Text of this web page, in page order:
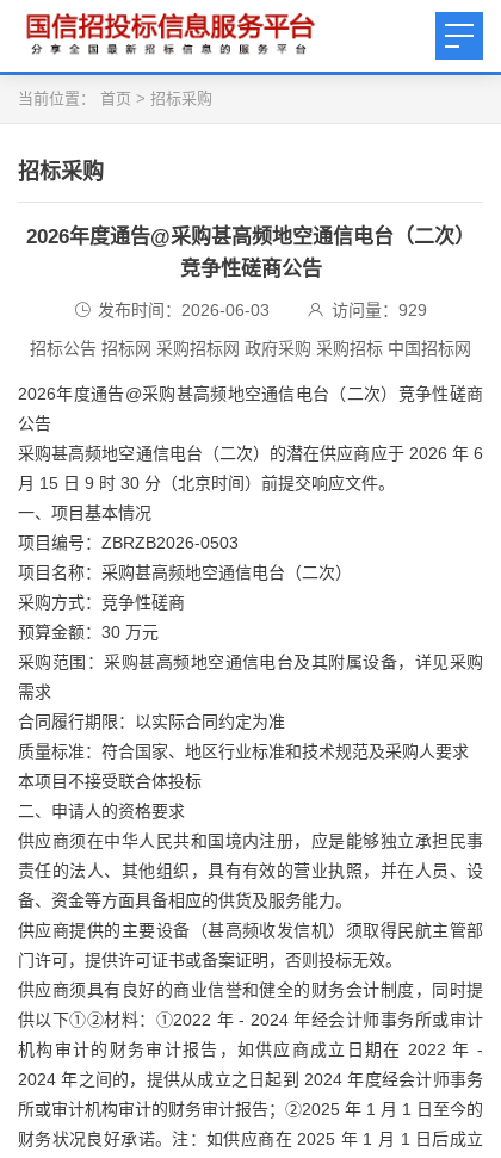
当前位置： 首页 > 招标采购
招标采购
2026年度通告@采购甚高频地空通信电台（二次）
竞争性磋商公告
发布时间：2026-06-03 访问量： 929
招标公告 招标网 采购招标网 政府采购 采购招标 中国招标网
2026年度通告@采购甚高频地空通信电台（二次）竞争性磋商
公告
采购甚高频地空通信电台（二次）的潜在供应商应于 2026 年 6
月 15 日 9 时 30 分（北京时间）前提交响应文件。
一、项目基本情况
项目编号：ZBRZB2026-0503
项目名称：采购甚高频地空通信电台（二次）
采购方式：竞争性磋商
预算金额：30 万元
采购范围：采购甚高频地空通信电台及其附属设备，详见采购
需求
合同履行期限：以实际合同约定为准
质量标准：符合国家、地区行业标准和技术规范及采购人要求
本项目不接受联合体投标
二、申请人的资格要求
供应商须在中华人民共和国境内注册，应是能够独立承担民事
责任的法人、其他组织，具有有效的营业执照，并在人员、设
备、资金等方面具备相应的供货及服务能力。
供应商提供的主要设备（甚高频收发信机）须取得民航主管部
门许可，提供许可证书或备案证明，否则投标无效。
供应商须具有良好的商业信誉和健全的财务会计制度，同时提
供以下①②材料：①2022 年 - 2024 年经会计师事务所或审计
机构审计的财务审计报告，如供应商成立日期在 2022 年 -
2024 年之间的，提供从成立之日起到 2024 年度经会计师事务
所或审计机构审计的财务审计报告；②2025 年 1 月 1 日至今的
财务状况良好承诺。注：如供应商在 2025 年 1 月 1 日后成立